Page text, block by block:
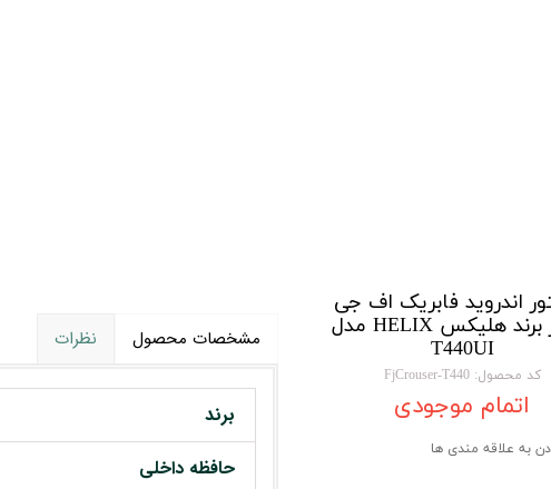
بی ام و BMW آمپلی فایر خودرو
اندروید فابریک اف جی
کروزر برند هلیکس HELIX مدل
T440UI
کد محصول: FjCrouser-T440
اتمام موجودی
به علاقه مندی ها
مشخصات محصول نظرات
برند
حافظه داخلی